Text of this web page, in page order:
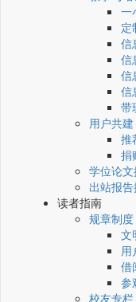
一
定
信
信
信
信
带
用户共建
推
捐
学位论
出站报
读者指南
规章制度
文
用
借
参
校友专栏